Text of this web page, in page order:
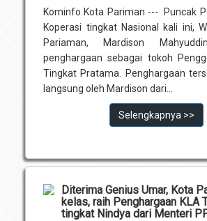
Kominfo Kota Pariman --- Puncak
Koperasi tingkat Nasional kali ini,
Pariaman, Mardison
penghargaan sebagai tokoh
Tingkat Pratama. Penghargaan
langsung oleh Mardison dari...
Selengkapnya >>
Diterima Genius Umar, Kota
kelas, raih Penghargaan KLA
tingkat Nindya dari Menteri